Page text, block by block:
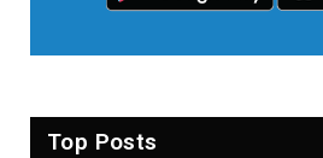
Top Posts